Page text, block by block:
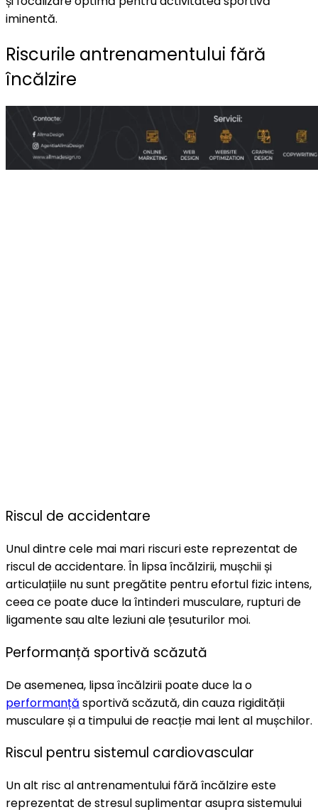
iminentă.
Riscurile antrenamentului fără
încălzire
Riscul de accidentare
Unul dintre cele mai mari riscuri este reprezentat de
riscul de accidentare. În lipsa încălzirii, mușchii și
articulațiile nu sunt pregătite pentru efortul fizic intens,
ceea ce poate duce la întinderi musculare, rupturi de
ligamente sau alte leziuni ale țesuturilor moi.
Performanță sportivă scăzută
De asemenea, lipsa încălzirii poate duce la o
performanță sportivă scăzută, din cauza rigidității
musculare și a timpului de reacție mai lent al mușchilor.
Riscul pentru sistemul cardiovascular
Un alt risc al antrenamentului fără încălzire este
reprezentat de stresul suplimentar asupra sistemului